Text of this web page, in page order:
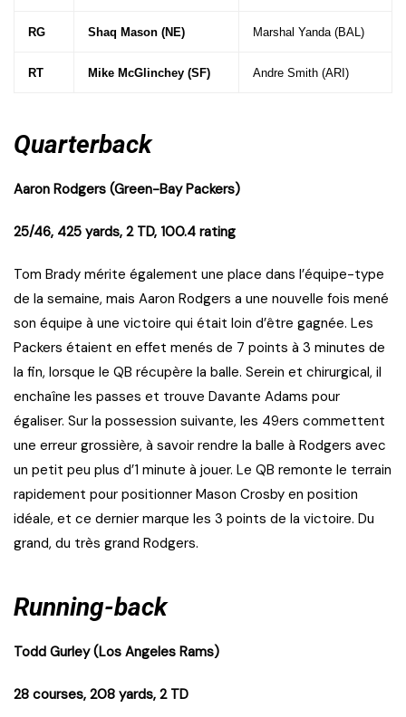
RG Shaq Mason (NE) Marshal Yanda (BAL)
RT Mike McGlinchey (SF) Andre Smith (ARI)
Quarterback
Aaron Rodgers (Green-Bay Packers)
25/46, 425 yards, 2 TD, 100.4 rating
Tom Brady mérite également une place dans l’équipe-type
de la semaine, mais Aaron Rodgers a une nouvelle fois mené
son équipe à une victoire qui était loin d’être gagnée. Les
Packers étaient en effet menés de 7 points à 3 minutes de
la fin, lorsque le QB récupère la balle. Serein et chirurgical, il
enchaîne les passes et trouve Davante Adams pour
égaliser. Sur la possession suivante, les 49ers commettent
une erreur grossière, à savoir rendre la balle à Rodgers avec
un petit peu plus d’1 minute à jouer. Le QB remonte le terrain
rapidement pour positionner Mason Crosby en position
idéale, et ce dernier marque les 3 points de la victoire. Du
grand, du très grand Rodgers.
Running-back
Todd Gurley (Los Angeles Rams)
28 courses, 208 yards, 2 TD